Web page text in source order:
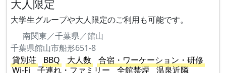
大人限定
大学生グループや大人限定のご利用も可能です。
南関東／千葉県／館山
千葉県館山市船形651-8
貸別荘
BBQ 大人数
合宿・ワーケーション・研修
Wi-Fi
子連れ・ファミリー 全館禁煙
温泉近隣